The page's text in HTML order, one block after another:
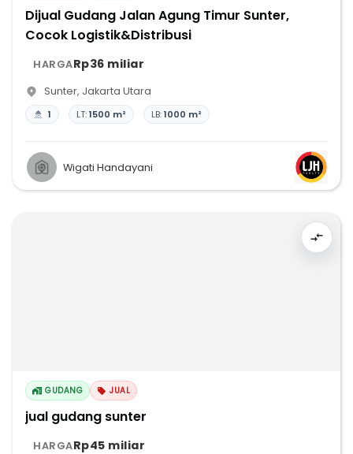
Dijual Gudang Jalan Agung Timur Sunter,
Cocok Logistik&Distribusi
HARGARp36 miliar
Sunter, Jakarta Utara
1 LT:1500 m² LB:1000 m²
Wigati Handayani
GUDANG JUAL
jual gudang sunter
HARGARp45 miliar